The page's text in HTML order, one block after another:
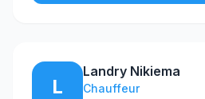
L
Landry Nikiema
Chauffeur